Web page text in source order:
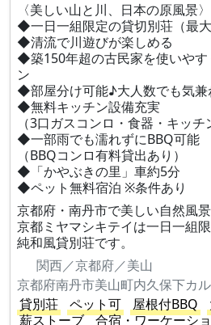
〈美しい山と川、日本の原風景〉
◆一日一組限定の貸切別荘（最大
◆清流で川遊びが楽しめる
◆築150年超の古民家を使いやす
ン
◆部屋分け可能♪大人数でも気兼
◆無料キッチン設備充実
（3口ガスコンロ・食器・キッチ
◆一部雨でも濡れずにBBQ可能
（BBQコンロ有料貸出あり）
◆「かやぶきの里」車約5分
◆ペット無料宿泊 ※条件あり
京都府・南丹市で美しい自然風
京都ミヤマシキテイは一日一組
純和風貸別荘です。
関西／京都府／美山
京都府南丹市美山町内久保下カ
貸別荘
ペット可 屋根付BBQ
薪ストーブ
合宿・ワーケーシ